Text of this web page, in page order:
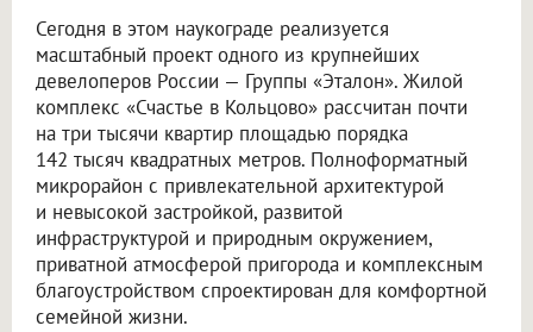
Сегодня в этом наукограде реализуется
масштабный проект одного из крупнейших
девелоперов России — Группы «Эталон». Жилой
комплекс «Счастье в Кольцово» рассчитан почти
на три тысячи квартир площадью порядка
142 тысяч квадратных метров. Полноформатный
микрорайон с привлекательной архитектурой
и невысокой застройкой, развитой
инфраструктурой и природным окружением,
приватной атмосферой пригорода и комплексным
благоустройством спроектирован для комфортной
семейной жизни.